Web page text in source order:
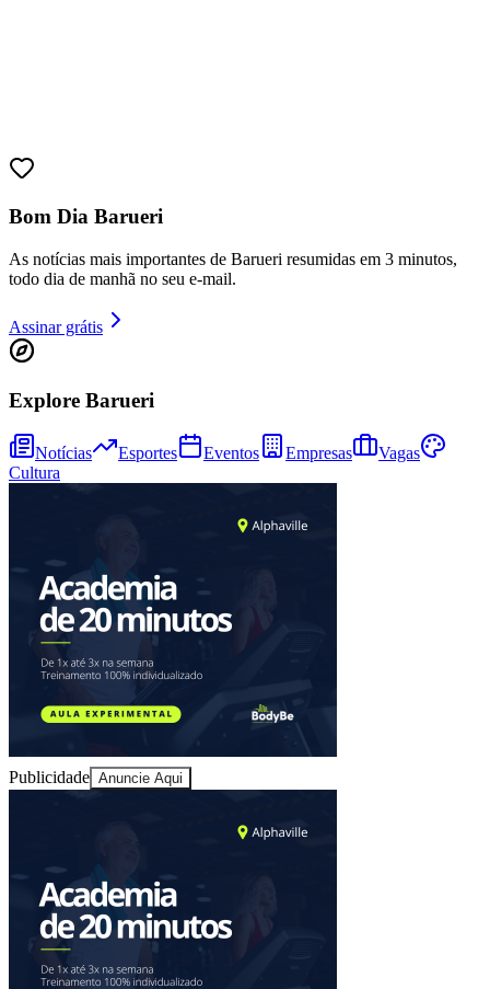
Sport
Bom Dia Barueri
As notícias mais importantes de Barueri resumidas em 3 minutos,
todo dia de manhã no seu e-mail.
Assinar grátis
Explore Barueri
Notícias Esportes Eventos Empresas
Vagas
Cultura
Publicidade Anuncie Aqui